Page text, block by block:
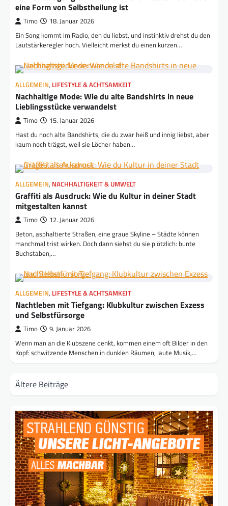
eine Form von Selbstheilung ist
Timo 18. Januar 2026
Ein Song kommt im Radio, den du liebst, und instinktiv drehst du den
Lautstärkeregler hoch. Vielleicht merkst du einen kurzen…
ALLGEMEIN, LIFESTYLE & ACHTSAMKEIT
Nachhaltige Mode: Wie du alte Bandshirts in neue
Lieblingsstücke verwandelst
Timo 15. Januar 2026
Hast du noch alte Bandshirts, die du zwar heiß und innig liebst, aber
kaum noch trägst, weil sie Löcher haben…
ALLGEMEIN, NACHHALTIGKEIT & UMWELT
Graffiti als Ausdruck: Wie du Kultur in deiner Stadt
mitgestalten kannst
Timo 12. Januar 2026
Beton, asphaltierte Straßen, eine graue Skyline – Städte können
manchmal trist wirken. Doch dann siehst du sie plötzlich: bunte
Buchstaben,…
ALLGEMEIN, LIFESTYLE & ACHTSAMKEIT
Nachtleben mit Tiefgang: Klubkultur zwischen Exzess
und Selbstfürsorge
Timo 9. Januar 2026
Wenn man an die Klubszene denkt, kommen einem oft Bilder in den
Kopf: schwitzende Menschen in dunklen Räumen, laute Musik,…
Beitragsnavigation
Ältere Beiträge